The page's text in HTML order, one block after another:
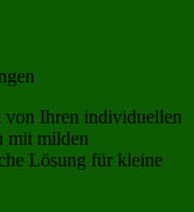
von Ihren individuellen
mit milden
Lösung für kleine